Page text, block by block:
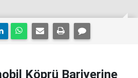
Köprü Bariyerine